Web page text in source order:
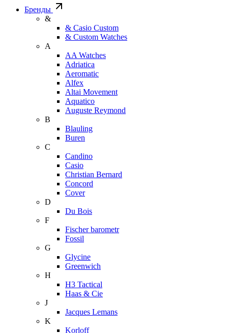
Бренды
&
& Casio Custom
& Custom Watches
A
AA Watches
Adriatica
Aeromatic
Alfex
Altai Movement
Aquatico
Auguste Reymond
B
Blauling
Buren
C
Candino
Casio
Christian Bernard
Concord
Cover
D
Du Bois
F
Fischer barometr
Fossil
G
Glycine
Greenwich
H
H3 Tactical
Haas & Cie
J
Jacques Lemans
K
Korloff